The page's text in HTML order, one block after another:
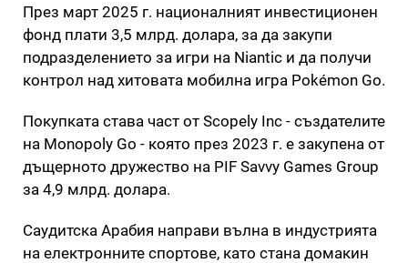
През март 2025 г. националният инвестиционен
фонд плати 3,5 млрд. долара, за да закупи
подразделението за игри на Niantic и да получи
контрол над хитовата мобилна игра Pokémon Go.
Покупката става част от Scopely Inc - създателите
на Monopoly Go - която през 2023 г. е закупена от
дъщерното дружество на PIF Savvy Games Group
за 4,9 млрд. долара.
Саудитска Арабия направи вълна в индустрията
на електронните спортове, като стана домакин